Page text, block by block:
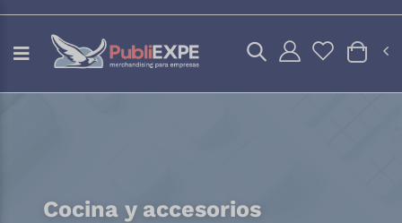
Cocina y accesorios